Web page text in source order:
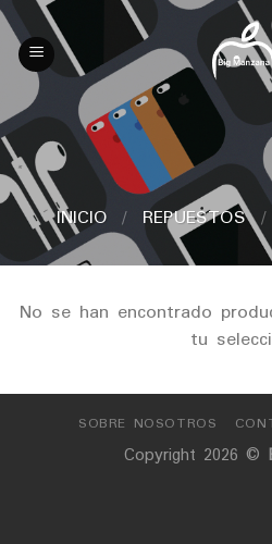
Skip
to
content
INICIO / REPUESTOS /
No se han encontrado
tu
SOBRE NOSOTROS
Copyright 2026 ©